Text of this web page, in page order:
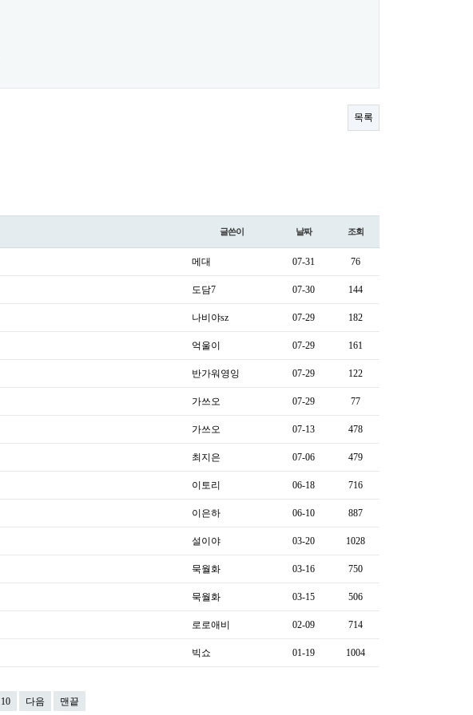
목록
글쓴이 날짜 조회
메대 07-31 76
도담7 07-30 144
나비야sz 07-29 182
억울이 07-29 161
반가워영잉 07-29 122
가쓰오 07-29 77
가쓰오 07-13 478
최지은 07-06 479
이토리 06-18 716
이은하 06-10 887
설이야 03-20 1028
묵월화 03-16 750
묵월화 03-15 506
로로애비 02-09 714
빅쇼 01-19 1004
10 다음 맨끝